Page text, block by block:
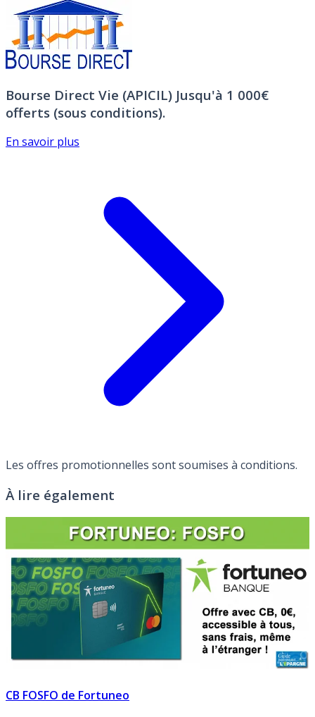
Bourse Direct Vie (APICIL) Jusqu'à 1 000€
offerts (sous conditions).
En savoir plus
Les offres promotionnelles sont soumises à conditions.
À lire également
CB FOSFO de Fortuneo